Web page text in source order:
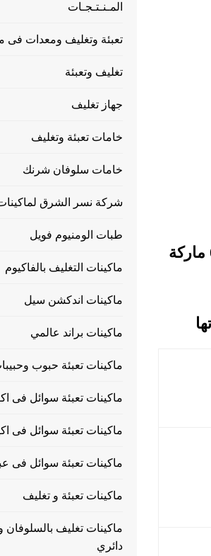
مواصفات ماكينة فاكيوم 2 غرفة لتغليف أكياس الزيتون بالفاكيوم موديل 603 ماركة
المـنـتـجـات
تعبئة وتغليف ومعدات فى
تغليف وتعبئة
جهاز تغليف
خامات تعبئة وتغليف
خامات سلوفان شرنك
شركة نسر الشرق لماكينات
طبات الومنيوم فويل
ماكينات التغليف بالفاكيوم
ماكينات اندكشن سيل
ماكينات براند عالمي
ماكينات تعبئة حبوب
ماكينات تعبئة سوائل فى
ماكينات تعبئة سوائل فى
ماكينات تعبئة سوائل فى
ماكينات تعبئة و تغليف
ماكينات تغليف
دائري